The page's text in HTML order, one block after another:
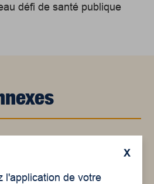
défi de santé publique
X
l'application de votre